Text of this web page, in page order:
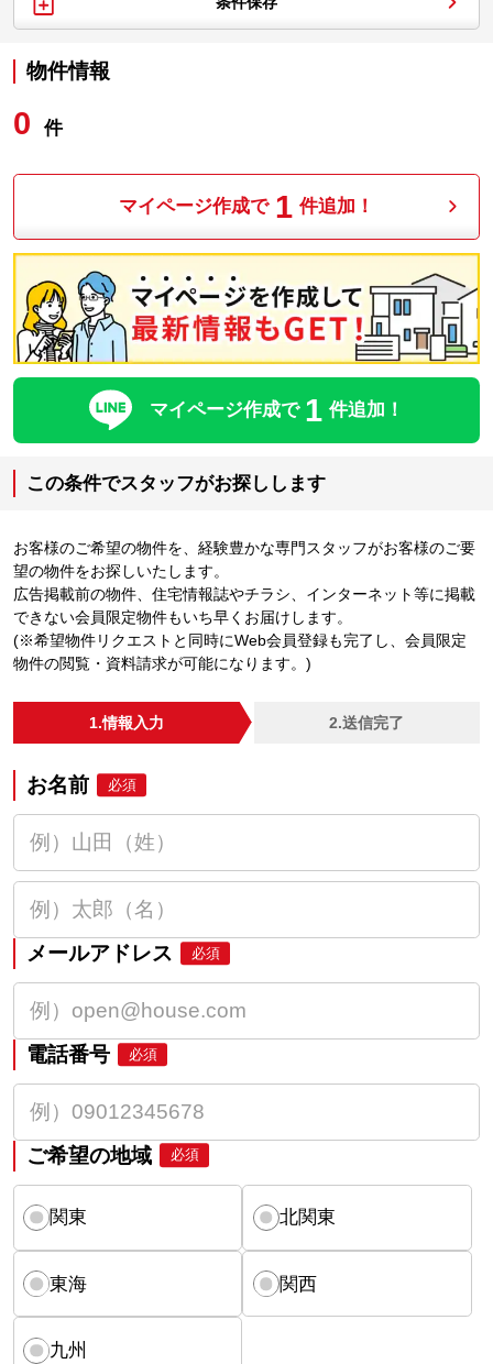
物件情報
0 件
マイページ作成で 1 件追加！
マイページ作成で 1 件追加！
この条件でスタッフがお探しします
お客様のご希望の物件を、経験豊かな専門スタッフがお客様のご要
望の物件をお探しいたします。
広告掲載前の物件、住宅情報誌やチラシ、インターネット等に掲載
できない会員限定物件もいち早くお届けします。
(※希望物件リクエストと同時にWeb会員登録も完了し、会員限定
物件の閲覧・資料請求が可能になります。)
1.情報入力 2.送信完了
お名前 必須
メールアドレス 必須
電話番号 必須
ご希望の地域 必須
関東 北関東
東海 関西
九州